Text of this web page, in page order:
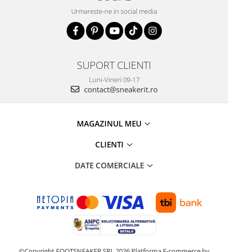
Urmareste-ne in social media
SUPORT CLIENTI
Luni-Vineri 09-17
contact@sneakerit.ro
MAGAZINUL MEU
CLIENTI
DATE COMERCIALE